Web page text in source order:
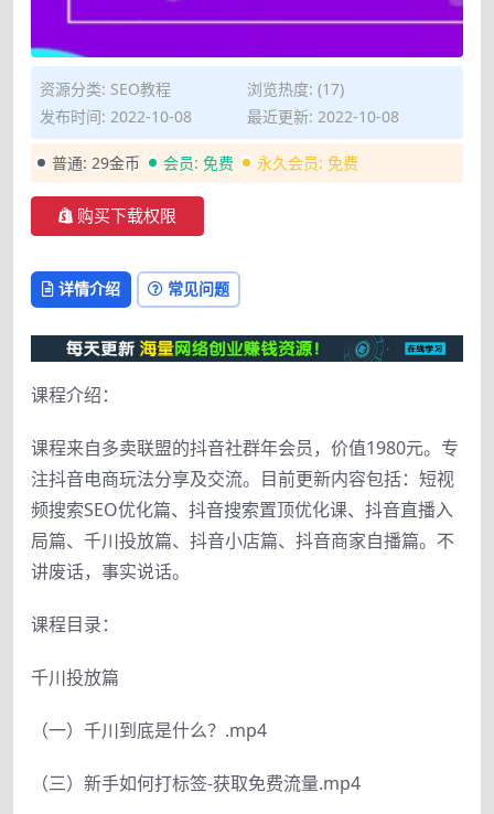
资源分类: SEO教程
浏览热度: (17)
发布时间: 2022-10-08
最近更新: 2022-10-08
普通: 29金币 会员: 免费 永久会员: 免费
购买下载权限
详情介绍 常见问题
课程介绍：
课程来自多卖联盟的抖音社群年会员，价值1980元。专
注抖音电商玩法分享及交流。目前更新内容包括：短视
频搜索SEO优化篇、抖音搜索置顶优化课、抖音直播入
局篇、千川投放篇、抖音小店篇、抖音商家自播篇。不
讲废话，事实说话。
课程目录：
千川投放篇
（一）千川到底是什么？.mp4
（三）新手如何打标签-获取免费流量.mp4